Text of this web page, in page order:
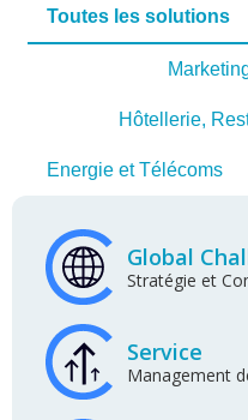
Toutes les solutions
Hôtellerie,
Energie et Télécoms
Global
Stratégie et
Service
Management